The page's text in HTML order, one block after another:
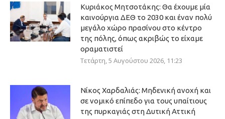
Κυριάκος Μητσοτάκης: Θα έχουμε μία
καινούργια ΔΕΘ το 2030 και έναν πολύ
μεγάλο χώρο πρασίνου στο κέντρο
της πόλης, όπως ακριβώς το είχαμε
οραματιστεί
Τετάρτη, 5 Αυγούστου 2026, 11:23
Νίκος Χαρδαλιάς: Μηδενική ανοχή και
σε νομικό επίπεδο για τους υπαίτιους
της πυρκαγιάς στη Δυτική Αττική